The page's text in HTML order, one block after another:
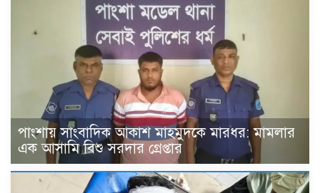
পাংশায় সাংবাদিক আকাশ মাহমুদকে মারধর: মামলার
এক আসামি বিশু সরদার গ্রেপ্তার